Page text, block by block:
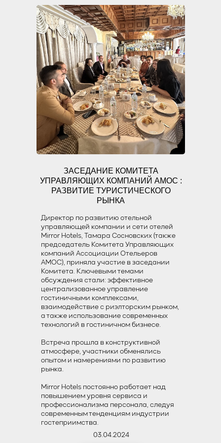
Директор по развитию отельной
управляющей компании и сети отелей
Mirror Hotels, Тамара Сосновских (также
председатель Комитета Управляющих
компаний Ассоциации Отельеров
АМОС), приняла участие в заседании
Комитета. Ключевыми темами
обсуждения стали: эффективное
централизованное управление
гостиничными комплексами,
взаимодействие с риэлторским рынком,
а также использование современных
технологий в гостиничном бизнесе.
Встреча прошла в конструктивной
атмосфере, участники обменялись
опытом и намерениями по развитию
рынка.
Mirror Hotels постоянно работает над
повышением уровня сервиса и
профессионализма персонала, следуя
современным тенденциям индустрии
гостеприимства.
ЗАСЕДАНИЕ КОМИТЕТА
УПРАВЛЯЮЩИХ КОМПАНИЙ АМОС :
РАЗВИТИЕ ТУРИСТИЧЕСКОГО
РЫНКА
03.04.2024